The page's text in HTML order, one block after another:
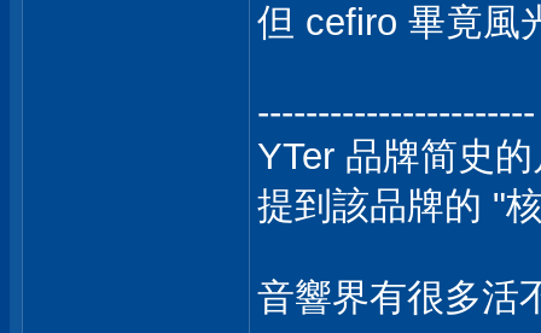
但 cefiro 畢竟風
-----------------------
YTer 品牌简史
提到該品牌的 "
音響界有很多活